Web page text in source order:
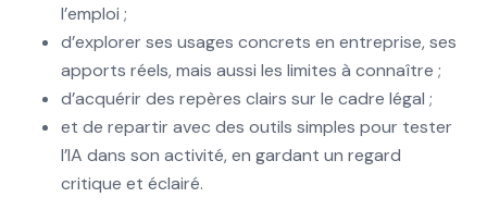
l’emploi ;
d’explorer ses usages concrets en entreprise, ses
apports réels, mais aussi les limites à connaître ;
d’acquérir des repères clairs sur le cadre légal ;
et de repartir avec des outils simples pour tester
l’IA dans son activité, en gardant un regard
critique et éclairé.